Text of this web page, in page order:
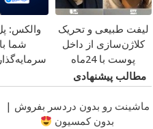
لیفت طبیعی و تحریک
کلاژن‌سازی از داخل
پوست با 24ماه
ماندگاری
جوان شو
والکس:
شما
مطالب پیشنهادی
ماشینت رو بدون دردسر بفروش |
بدون کمسیون